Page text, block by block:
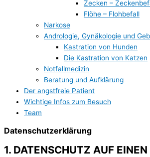
Zecken –
Flöhe – Flohbefall
Narkose
Andrologie, Gynäkologie und
Kastration von Hunden
Die Kastration von Katzen
Notfallmedizin
Beratung und Aufklärung
Der angstfreie Patient
Wichtige Infos zum Besuch
Team
Datenschutzerklärung
1. DATENSCHUTZ AUF